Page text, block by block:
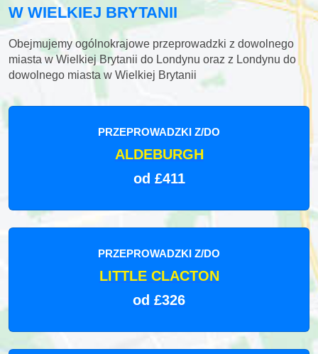
W WIELKIEJ BRYTANII
Obejmujemy ogólnokrajowe przeprowadzki z dowolnego
miasta w Wielkiej Brytanii do Londynu oraz z Londynu do
dowolnego miasta w Wielkiej Brytanii
PRZEPROWADZKI Z/DO
ALDEBURGH
od £411
PRZEPROWADZKI Z/DO
LITTLE CLACTON
od £326